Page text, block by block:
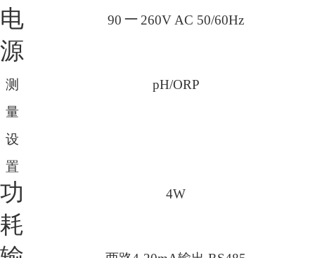
电
源
90– 260V AC 50/60Hz
测
量
设
置
pH/ORP
功
耗
4W